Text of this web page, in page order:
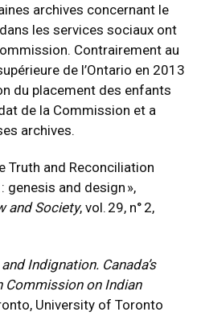
archives concernant le
les services sociaux ont
Contrairement au
de l’Ontario en 2013
du placement des enfants
de la Commission et a
archives.
Truth and Reconciliation
genesis and design »,
and Society, vol. 29, n° 2,
Indignation. Canada’s
Commission on Indian
University of Toronto